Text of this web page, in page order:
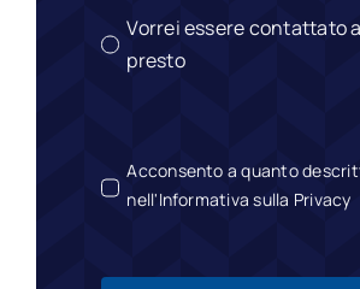
Vorrei essere contattato
presto
Acconsento a quanto
nell'Informativa sulla Privacy